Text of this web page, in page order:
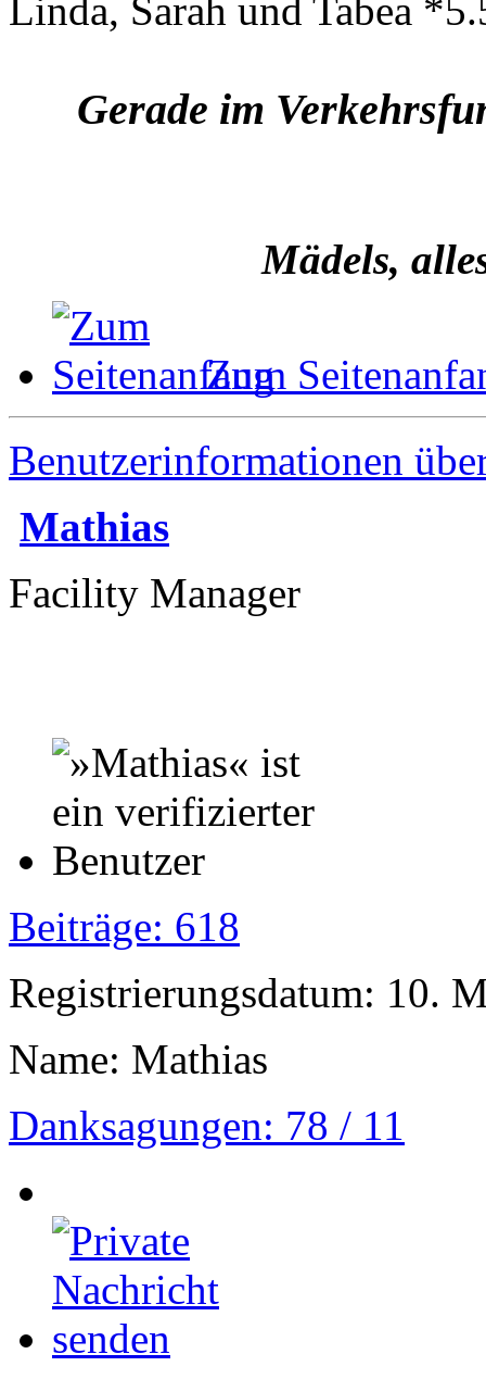
Linda, Sarah und Tabea
Gerade im
Mädels,
Zum
Benutzerinformationen
Mathias
Facility Manager
Beiträge: 618
Registrierungsdatum: 10.
Name: Mathias
Danksagungen: 78 / 11